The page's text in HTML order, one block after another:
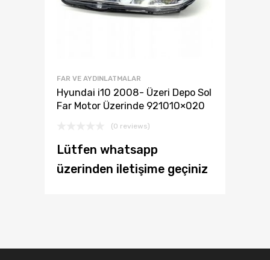
FAR VE AYDINLATMALAR
Hyundai i10 2008- Üzeri Depo Sol
Far Motor Üzerinde 921010×020
(0 reviews)
Lütfen whatsapp
üzerinden iletişime geçiniz